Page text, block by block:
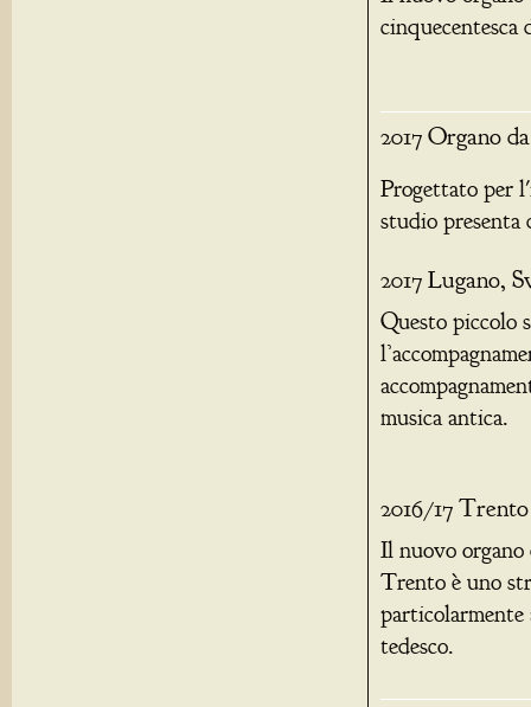
2017 Organo
Progettato per
studio
2017 Lugano,
Questo piccolo
musica antica.
2016/17
Il nuovo
Trento è uno
particolarmente
tedesco.